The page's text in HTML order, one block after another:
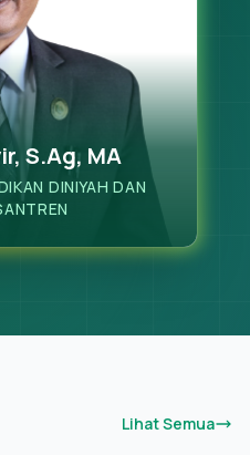
S.Ag, MA
DINIYAH DAN
Lihat Semua